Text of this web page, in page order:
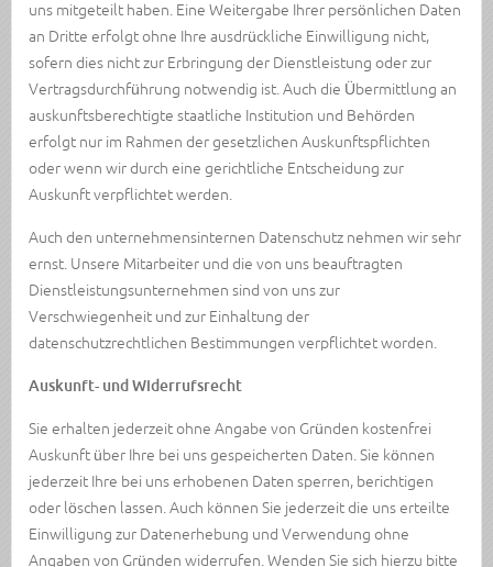
uns mitgeteilt haben. Eine Weitergabe Ihrer persönlichen Daten
an Dritte erfolgt ohne Ihre ausdrückliche Einwilligung nicht,
sofern dies nicht zur Erbringung der Dienstleistung oder zur
Vertragsdurchführung notwendig ist. Auch die Übermittlung an
auskunftsberechtigte staatliche Institution und Behörden
erfolgt nur im Rahmen der gesetzlichen Auskunftspflichten
oder wenn wir durch eine gerichtliche Entscheidung zur
Auskunft verpflichtet werden.
Auch den unternehmensinternen Datenschutz nehmen wir sehr
ernst. Unsere Mitarbeiter und die von uns beauftragten
Dienstleistungsunternehmen sind von uns zur
Verschwiegenheit und zur Einhaltung der
datenschutzrechtlichen Bestimmungen verpflichtet worden.
Auskunft- und Widerrufsrecht
Sie erhalten jederzeit ohne Angabe von Gründen kostenfrei
Auskunft über Ihre bei uns gespeicherten Daten. Sie können
jederzeit Ihre bei uns erhobenen Daten sperren, berichtigen
oder löschen lassen. Auch können Sie jederzeit die uns erteilte
Einwilligung zur Datenerhebung und Verwendung ohne
Angaben von Gründen widerrufen. Wenden Sie sich hierzu bitte